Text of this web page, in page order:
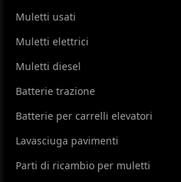
Muletti usati
Muletti elettrici
Muletti diesel
Batterie trazione
Batterie per carrelli elevatori
Lavasciuga pavimenti
Parti di ricambio per muletti